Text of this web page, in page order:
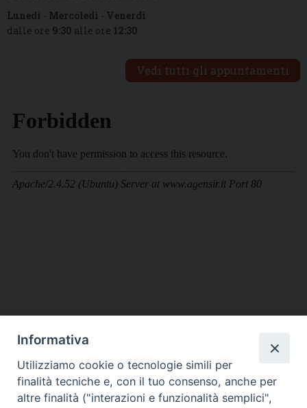
Lunedì - Mercoledì - Venerdì
dalle ore 9:30 alle ore 12:30
Vedi tutti gli appuntamenti
DIOCESI SUBURBICARIA DI ALBANO
Contatti:Tel.: 06.93268401 - Fax.: 06.9323844
E-mail:curia@diocesidialbano.it
Informativa
Utilizziamo cookie o tecnologie simili per
finalità tecniche e, con il tuo consenso, anche per
altre finalità ("interazioni e funzionalità semplici",